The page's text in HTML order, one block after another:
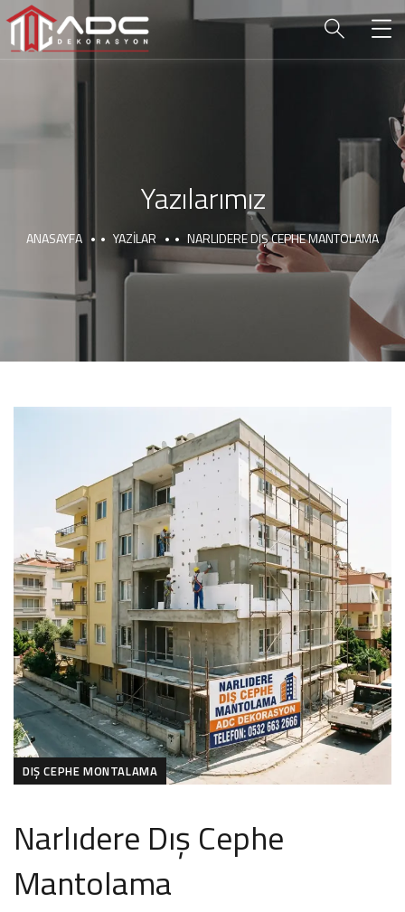
Yazılarımız
ANASAYFA YAZILAR NARLIDERE DIŞ CEPHE MANTOLAMA
DIŞ CEPHE MONTALAMA
Narlıdere Dış Cephe
Mantolama